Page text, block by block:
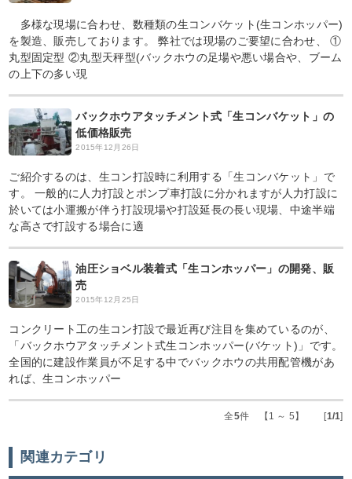
多様な現場に合わせ、数種類の生コンバケット(生コンホッパー)
を製造、販売しております。 弊社では現場のご要望に合わせ、 ①
丸型固定型 ②丸型天秤型(バックホウの足場や悪い場合や、ブーム
の上下の多い現
バックホウアタッチメント式「生コンバケット」の
低価格販売
2015年12月26日
ご紹介するのは、生コン打設時に利用する「生コンバケット」で
す。 一般的に人力打設とポンプ車打設に分かれますが人力打設に
於いては小運搬が伴う打設現場や打設延長の長い現場、中途半端
な高さで打設する場合に適
油圧ショベル装着式「生コンホッパー」の開発、販
売
2015年12月25日
コンクリート工の生コン打設で最近再び注目を集めているのが、
「バックホウアタッチメント式生コンホッパー(バケット)」です。
全国的に建設作業員が不足する中でバックホウの共用配管機があ
れば、生コンホッパー
全5件 【1 ～ 5】 [1/1]
関連カテゴリ